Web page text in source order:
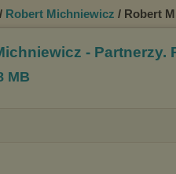
/ Robert Michniewicz / Robert
- Partnerzy.
MB